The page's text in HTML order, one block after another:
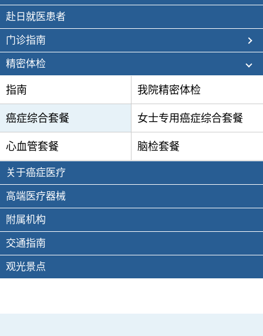
赴日就医患者
门诊指南
精密体检
指南 我院精密体检
癌症综合套餐 女士专用癌症综合套餐
心血管套餐 脑检套餐
关于癌症医疗
高端医疗器械
附属机构
交通指南
观光景点